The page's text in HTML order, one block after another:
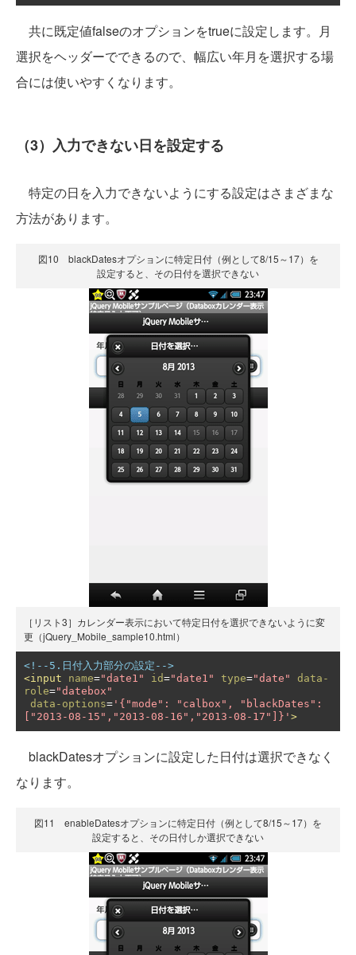
共に既定値falseのオプションをtrueに設定します。月
選択をヘッダーでできるので、幅広い年月を選択する場
合には使いやすくなります。
（3）入力できない日を設定する
特定の日を入力できないようにする設定はさまざまな
方法があります。
図10 blackDatesオプションに特定日付（例として8/15～17）を
設定すると、その日付を選択できない
［リスト3］カレンダー表示において特定日付を選択できないように変
更（jQuery_Mobile_sample10.html）
<!--5.日付入力部分の設定-->
<input
name="date1" id="date1" type="date"
data-
role="datebox"
data-options= '{"mode": "calbox", "blackDates":
["2013-08-15","2013-08-16","2013-08-17"]}' >
blackDatesオプションに設定した日付は選択できなく
なります。
図11 enableDatesオプションに特定日付（例として8/15～17）を
設定すると、その日付しか選択できない